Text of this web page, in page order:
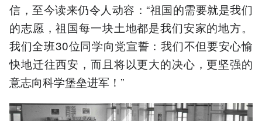
信，至今读来仍令人动容：“祖国的需要就是我们
的志愿，祖国每一块土地都是我们安家的地方。
我们全班30位同学向党宣誓：我们不但要安心愉
快地迁往西安，而且将以更大的决心，更坚强的
意志向科学堡垒进军！”